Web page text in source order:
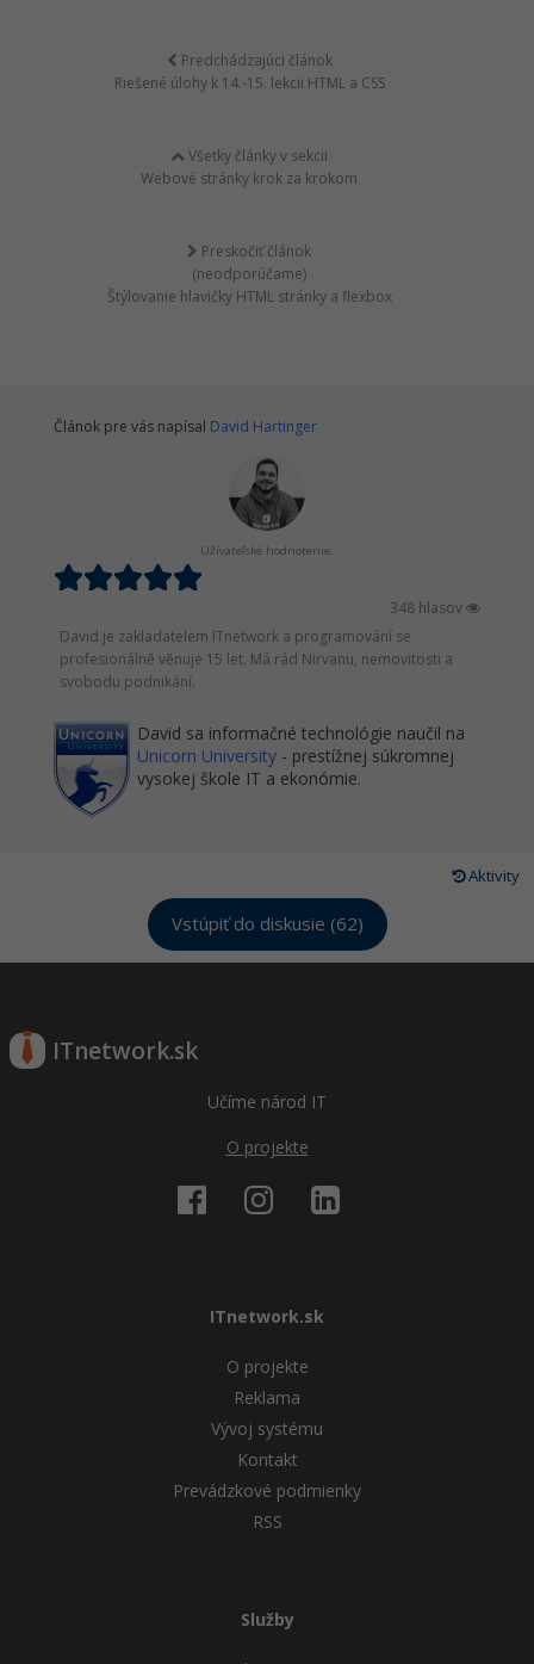
Predchádzajúci článok
Riešené úlohy k 14.-15. lekcii HTML a CSS
Všetky články v sekcii
Webové stránky krok za krokom
Preskočiť článok
(neodporúčame)
Štýlovanie hlavičky HTML stránky a flexbox
Článok pre vás napísal David Hartinger
Užívateľské hodnotenie:
348 hlasov
David je zakladatelem ITnetwork a programování se
profesionálně věnuje 15 let. Má rád Nirvanu, nemovitosti a
svobodu podnikání.
David sa informačné technológie naučil na
Unicorn University - prestížnej súkromnej
vysokej škole IT a ekonómie.
Aktivity
Vstúpiť do diskusie (62)
ITnetwork.sk
Učíme národ IT
O projekte
ITnetwork.sk
O projekte
Reklama
Vývoj systému
Kontakt
Prevádzkové podmienky
RSS
Služby